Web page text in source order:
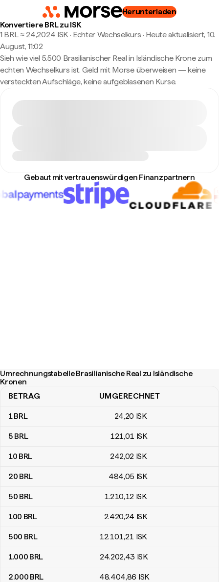
Herunterladen
Konvertiere BRL zu ISK
1 BRL ≈ 24,2024 ISK · Echter Wechselkurs · Heute aktualisiert, 10.
August, 11:02
Sieh wie viel 5.500 Brasilianischer Real in Isländische Krone zum
echten Wechselkurs ist. Geld mit Morse überweisen — keine
versteckten Aufschläge, keine aufgeblasenen Kurse.
Gebaut mit vertrauenswürdigen Finanzpartnern
Umrechnungstabelle Brasilianische Real zu Isländische
Kronen
Umrechnungstabelle Brasilianische Real zu Isländische Kronen
BETRAG UMGERECHNET
1BRL 24,20 ISK
5 BRL 121,01 ISK
10 BRL 242,02 ISK
20 BRL 484,05 ISK
50 BRL 1.210,12 ISK
100 BRL 2.420,24 ISK
500 BRL 12.101,21 ISK
1.000 BRL 24.202,43 ISK
2.000 BRL 48.404,86 ISK